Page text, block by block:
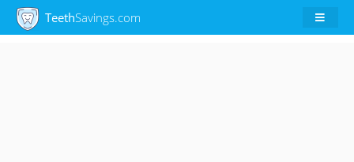
TeethSavings.com